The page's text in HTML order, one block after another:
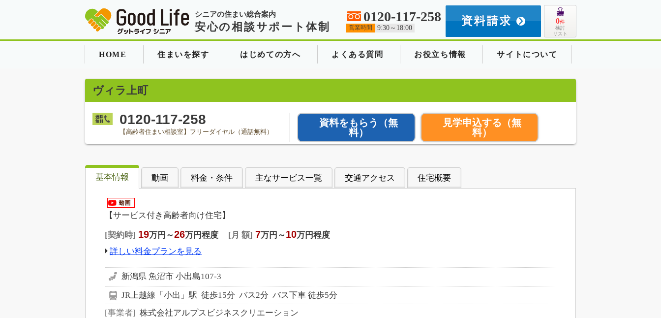
シニアの住まい総合案内
安心の相談サポート体制
0120-117-258
営業時間 9:30～18:00
0件
検討
リスト
HOME 住まいを探す はじめての方へ よくある質問 お役立ち情報 サイトについて
ヴィラ上町
0120-117-258
【高齢者住まい相談室】フリーダイヤル（通話無料）
資料をもらう
（無
料）
見学申込する （無
料）
基本情報 動画 料金・条件 主なサービス一覧 交通アクセス 住宅概要
【サービス付き高齢者向け住宅】
契約時 19万円～26万円程度 月 額 7万円～ 10万円程度
詳しい料金プランを見る
新潟県 魚沼市 小出島107-3
JR上越線「小出」駅 徒歩15分 バス2分 バス下車 徒歩5分
事業者
株式会社アルプスビジネスクリエーション